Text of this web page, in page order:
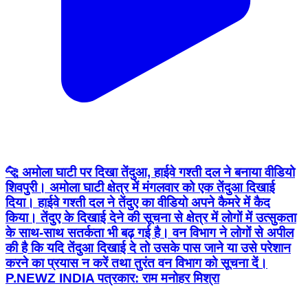
🐆 अमोला घाटी पर दिखा तेंदुआ, हाईवे गश्ती दल ने बनाया वीडियो
शिवपुरी। अमोला घाटी क्षेत्र में मंगलवार को एक तेंदुआ दिखाई
दिया। हाईवे गश्ती दल ने तेंदुए का वीडियो अपने कैमरे में कैद
किया। तेंदुए के दिखाई देने की सूचना से क्षेत्र में लोगों में उत्सुकता
के साथ-साथ सतर्कता भी बढ़ गई है। वन विभाग ने लोगों से अपील
की है कि यदि तेंदुआ दिखाई दे तो उसके पास जाने या उसे परेशान
करने का प्रयास न करें तथा तुरंत वन विभाग को सूचना दें।
P.NEWZ INDIA पत्रकार: राम मनोहर मिश्रा